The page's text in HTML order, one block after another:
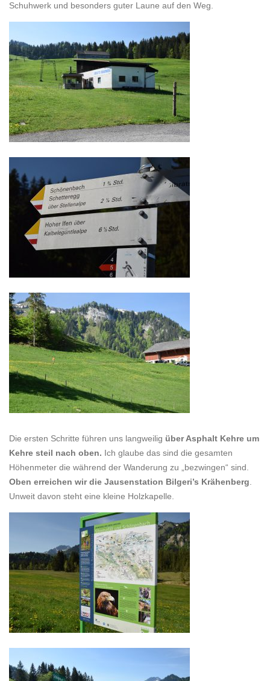
Schuhwerk und besonders guter Laune auf den Weg.
Die ersten Schritte führen uns langweilig über Asphalt Kehre um
Kehre steil nach oben. Ich glaube das sind die gesamten
Höhenmeter die während der Wanderung zu „bezwingen“ sind.
Oben erreichen wir die Jausenstation Bilgeri’s Krähenberg
Unweit davon steht eine kleine Holzkapelle.